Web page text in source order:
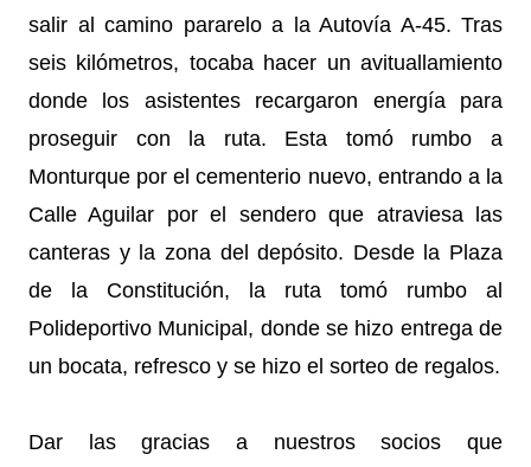
salir al camino pararelo a la Autovía A-45. Tras
seis kilómetros, tocaba hacer un avituallamiento
donde los asistentes recargaron energía para
proseguir con la ruta. Esta tomó rumbo a
Monturque por el cementerio nuevo, entrando a la
Calle Aguilar por el sendero que atraviesa las
canteras y la zona del depósito. Desde la Plaza
de la Constitución, la ruta tomó rumbo al
Polideportivo Municipal, donde se hizo entrega de
un bocata, refresco y se hizo el sorteo de regalos.
Dar las gracias a nuestros socios que